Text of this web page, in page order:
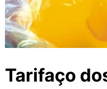
Tarifaço